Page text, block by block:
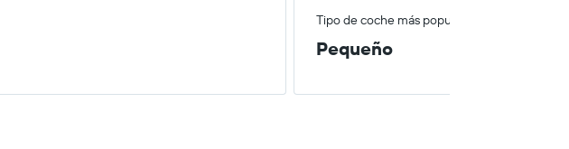
Tipo de coche más popular
Pequeño